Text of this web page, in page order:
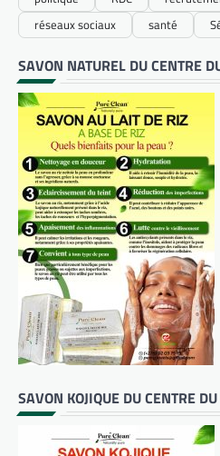
réseaux sociaux
santé
SAVON NATUREL DU CENTRE
SAVON KOJIQUE DU CENTRE